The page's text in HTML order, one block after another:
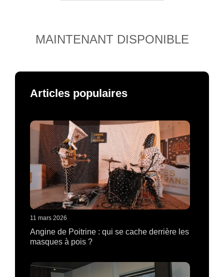
MAINTENANT DISPONIBLE
Articles populaires
11 mars 2026
Angine de Poitrine : qui se cache derrière les
masques à pois ?